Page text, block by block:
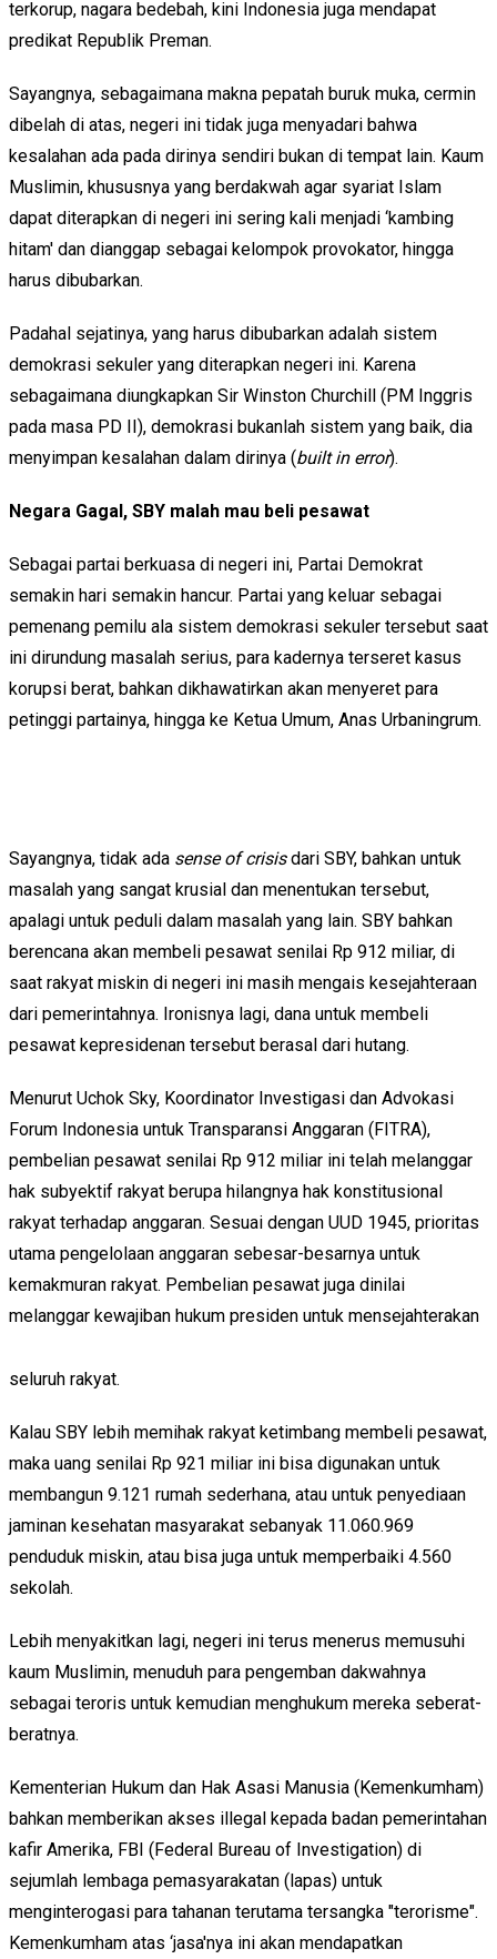
terkorup, nagara bedebah, kini Indonesia juga mendapat
predikat Republik Preman.
Sayangnya, sebagaimana makna pepatah buruk muka, cermin
dibelah di atas, negeri ini tidak juga menyadari bahwa
kesalahan ada pada dirinya sendiri bukan di tempat lain. Kaum
Muslimin, khususnya yang berdakwah agar syariat Islam
dapat diterapkan di negeri ini sering kali menjadi ‘kambing
hitam' dan dianggap sebagai kelompok provokator, hingga
harus dibubarkan.
Padahal sejatinya, yang harus dibubarkan adalah sistem
demokrasi sekuler yang diterapkan negeri ini. Karena
sebagaimana diungkapkan Sir Winston Churchill (PM Inggris
pada masa PD II), demokrasi bukanlah sistem yang baik, dia
menyimpan kesalahan dalam dirinya (built in error).
Negara Gagal, SBY malah mau beli pesawat
Sebagai partai berkuasa di negeri ini, Partai Demokrat
semakin hari semakin hancur. Partai yang keluar sebagai
pemenang pemilu ala sistem demokrasi sekuler tersebut saat
ini dirundung masalah serius, para kadernya terseret kasus
korupsi berat, bahkan dikhawatirkan akan menyeret para
petinggi partainya, hingga ke Ketua Umum, Anas Urbaningrum.
Sayangnya, tidak ada sense of crisisdari SBY, bahkan untuk
masalah yang sangat krusial dan menentukan tersebut,
apalagi untuk peduli dalam masalah yang lain. SBY bahkan
berencana akan membeli pesawat senilai Rp 912 miliar, di
saat rakyat miskin di negeri ini masih mengais kesejahteraan
dari pemerintahnya. Ironisnya lagi, dana untuk membeli
pesawat kepresidenan tersebut berasal dari hutang.
Menurut Uchok Sky, Koordinator Investigasi dan Advokasi
Forum Indonesia untuk Transparansi Anggaran (FITRA),
pembelian pesawat senilai Rp 912 miliar ini telah melanggar
hak subyektif rakyat berupa hilangnya hak konstitusional
rakyat terhadap anggaran. Sesuai dengan UUD 1945, prioritas
utama pengelolaan anggaran sebesar-besarnya untuk
kemakmuran rakyat. Pembelian pesawat juga dinilai
melanggar kewajiban hukum presiden untuk mensejahterakan
seluruh rakyat.
Kalau SBY lebih memihak rakyat ketimbang membeli pesawat,
maka uang senilai Rp 921 miliar ini bisa digunakan untuk
membangun 9.121 rumah sederhana, atau untuk penyediaan
jaminan kesehatan masyarakat sebanyak 11.060.969
penduduk miskin, atau bisa juga untuk memperbaiki 4.560
sekolah.
Lebih menyakitkan lagi, negeri ini terus menerus memusuhi
kaum Muslimin, menuduh para pengemban dakwahnya
sebagai teroris untuk kemudian menghukum mereka seberat-
beratnya.
Kementerian Hukum dan Hak Asasi Manusia (Kemenkumham)
bahkan memberikan akses illegal kepada badan pemerintahan
kafir Amerika, FBI (Federal Bureau of Investigation) di
sejumlah lembaga pemasyarakatan (lapas) untuk
menginterogasi para tahanan terutama tersangka "terorisme".
Kemenkumham atas ‘jasa'nya ini akan mendapatkan